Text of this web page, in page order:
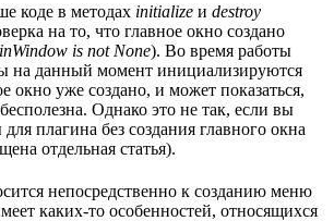
коде в методах initialize и destroy
на то, что главное окно создано
is not None). Во время работы
на данный момент инициализируются
окно уже создано, и может показаться,
Однако это не так, если вы
для плагина без создания главного окна
отдельная статья).
непосредственно к созданию меню
каких-то особенностей, относящихся